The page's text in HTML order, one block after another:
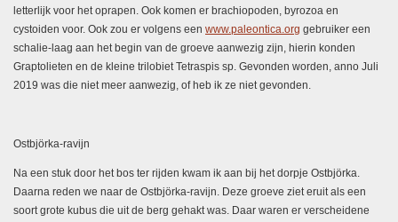
letterlijk voor het oprapen. Ook komen er brachiopoden, byrozoa en
cystoiden voor. Ook zou er volgens een www.paleontica.org gebruiker een
schalie-laag aan het begin van de groeve aanwezig zijn, hierin konden
Graptolieten en de kleine trilobiet Tetraspis sp. Gevonden worden, anno Juli
2019 was die niet meer aanwezig, of heb ik ze niet gevonden.
Ostbjörka-ravijn
Na een stuk door het bos ter rijden kwam ik aan bij het dorpje Ostbjörka.
Daarna reden we naar de Ostbjörka-ravijn. Deze groeve ziet eruit als een
soort grote kubus die uit de berg gehakt was. Daar waren er verscheidene